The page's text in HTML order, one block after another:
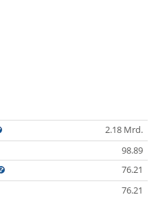
2.18 Mrd.
98.89
76.21
76.21